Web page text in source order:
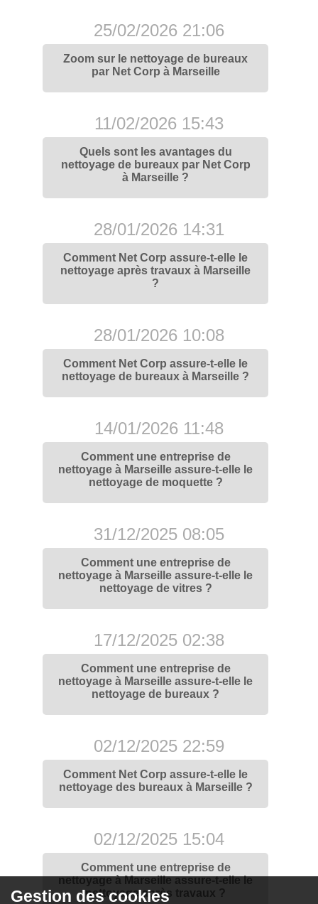
Gestion des cookies
25/02/2026 21:06
Zoom sur le nettoyage de bureaux
par Net Corp à Marseille
11/02/2026 15:43
Quels sont les avantages du
nettoyage de bureaux par Net Corp
à Marseille ?
28/01/2026 14:31
Comment Net Corp assure-t-elle le
nettoyage après travaux à Marseille
?
28/01/2026 10:08
Comment Net Corp assure-t-elle le
nettoyage de bureaux à Marseille ?
14/01/2026 11:48
Comment une entreprise de
nettoyage à Marseille assure-t-elle le
nettoyage de moquette ?
31/12/2025 08:05
Comment une entreprise de
nettoyage à Marseille assure-t-elle le
nettoyage de vitres ?
17/12/2025 02:38
Comment une entreprise de
nettoyage à Marseille assure-t-elle le
nettoyage de bureaux ?
02/12/2025 22:59
Comment Net Corp assure-t-elle le
nettoyage des bureaux à Marseille ?
02/12/2025 15:04
Comment une entreprise de
nettoyage à Marseille assure-t-elle le
nettoyage après travaux ?